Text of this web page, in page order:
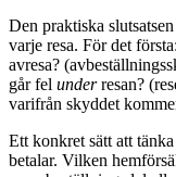
Den praktiska
varje resa. För det
avresa?
går fel underresan?
varifrån skyddet
Ett konkret sätt att
betalar. Vilken